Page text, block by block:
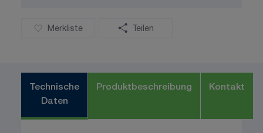
Merkliste Teilen
Technische
Daten
Produktbeschreibung Kontakt